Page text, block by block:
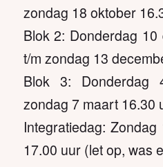
zondag 18 oktober
Blok 2: Donderdag
t/m zondag 13
Blok 3: Donderdag
zondag 7 maart 16.30
Integratiedag:
17.00 uur (let op, was